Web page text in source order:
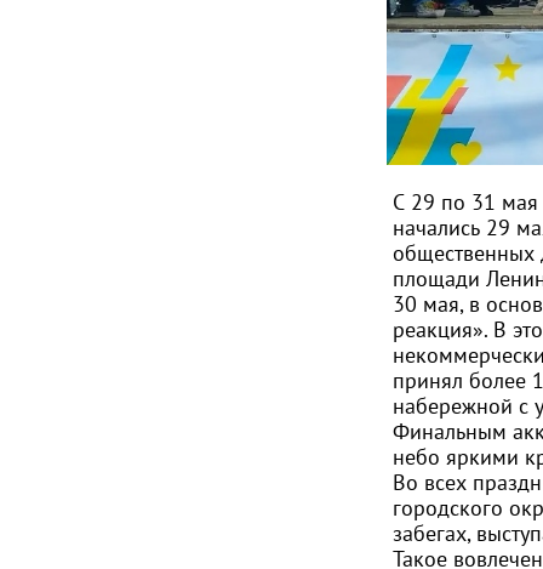
С 29 по 31 мая
начались 29
общественных
площади
30 мая, в
реакция». В
принял более
набережной с
Финальным
небо яркими
Во всех
городского
забегах,
Такое